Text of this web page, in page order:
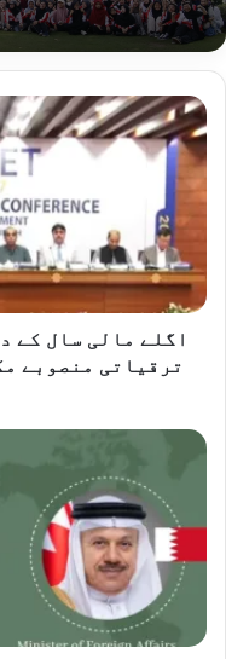
اگلے
مالی
سال
کے
دوران
صوبے
میں
دو
ہزار
چھپن
ترقیاتی
کیے
مراد
شاہ
اگلے مالی سال کے
ترقیاتی منصوبے
بحرین
وزرائے
خارجہ
وزیراعظم